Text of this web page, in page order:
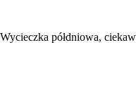
półdniowa,